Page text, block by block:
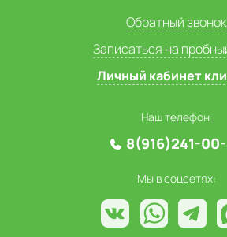
Обратный звонок
Записаться на
Личный кабинет
Наш телефон:
8(916)241-
Мы в соцсетях: